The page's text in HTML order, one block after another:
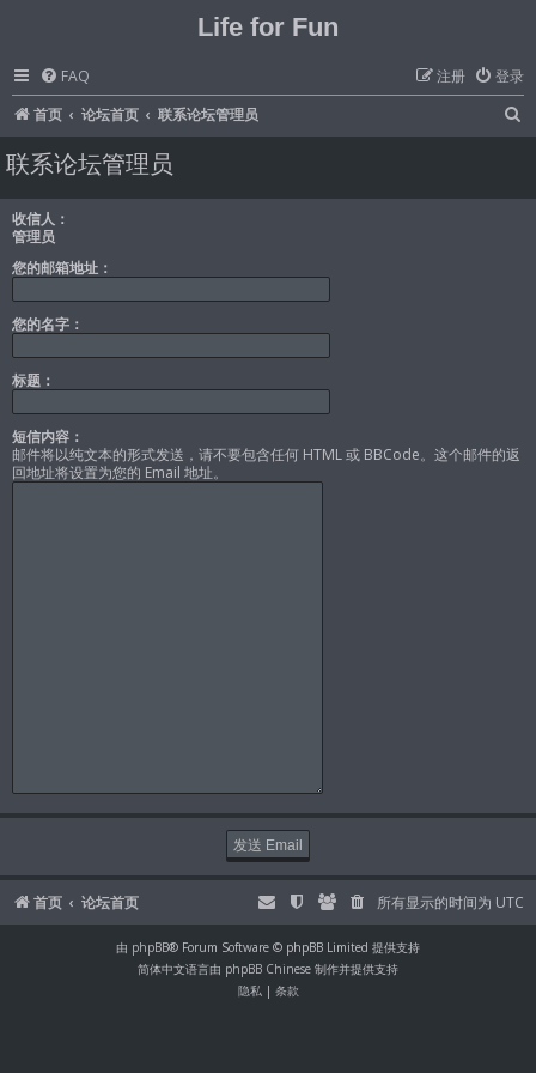
Life for Fun
FAQ 登录
注册
首页
论坛首页 联系论坛管理员
联系论坛管理员
收信人：
管理员
您的邮箱地址：
您的名字：
标题：
短信内容：
邮件将以纯文本的形式发送，请不要包含任何 HTML 或 BBCode。这个邮件的返
回地址将设置为您的 Email 地址。
首页 论坛首页 所有显示的时间为 UTC
由 phpBB® Forum Software © phpBB Limited 提供支持
简体中文语言由 phpBB Chinese 制作并提供支持
隐私| 条款